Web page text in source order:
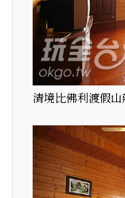
清境比佛利渡假山